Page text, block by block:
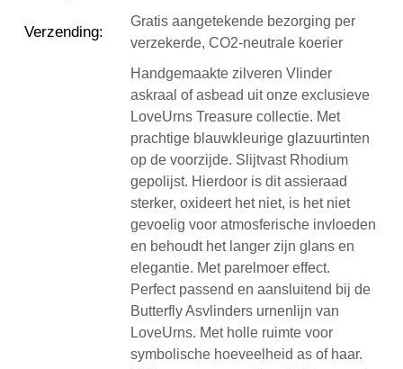
Verzending:
Gratis aangetekende bezorging per
verzekerde, CO2-neutrale koerier
Handgemaakte zilveren Vlinder
askraal of asbead uit onze exclusieve
LoveUrns Treasure collectie. Met
prachtige blauwkleurige glazuurtinten
op de voorzijde. Slijtvast Rhodium
gepolijst. Hierdoor is dit assieraad
sterker, oxideert het niet, is het niet
gevoelig voor atmosferische invloeden
en behoudt het langer zijn glans en
elegantie. Met parelmoer effect.
Perfect passend en aansluitend bij de
Butterfly Asvlinders urnenlijn van
LoveUrns. Met holle ruimte voor
symbolische hoeveelheid as of haar.